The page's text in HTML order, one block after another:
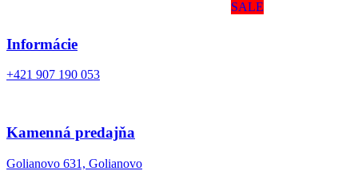
Informácie
+421 907 190 053
Kamenná predajňa
Golianovo 631, Golianovo
SALE